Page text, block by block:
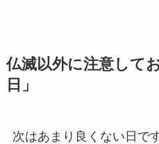
仏滅以外に注意して
日」
次はあまり良くない日で